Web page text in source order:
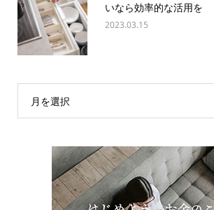
いなら効率的な活用を
2023.03.15
月を選択